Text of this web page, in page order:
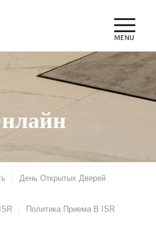
День Открытых Дверей
Политика Приема В ISR